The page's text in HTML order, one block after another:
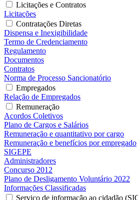
Licitações e Contratos
Licitações
Contratações Diretas
Dispensa e Inexigibilidade
Termo de Credenciamento
Regulamento
Documentos
Contratos
Norma de Processo Sancionatório
Empregados
Relação de Empregados
Remuneração
Acordos Coletivos
Plano de Cargos e Salários
Remuneração e quantitativo por cargo
Remuneração e benefícios por empregado
SIGEPE
Administradores
Concurso 2012
Plano de Desligamento Voluntário 2022
Informações Classificadas
Serviço de informação ao cidadão